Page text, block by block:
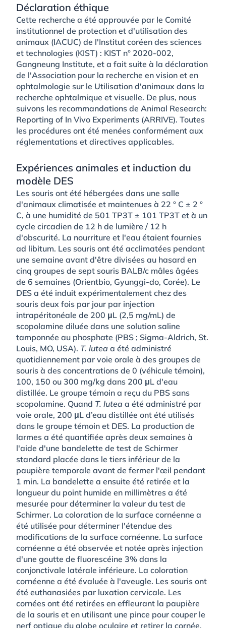
Déclaration éthique
Cette recherche a été approuvée par le Comité
institutionnel de protection et d'utilisation des
animaux (IACUC) de l'Institut coréen des sciences
et technologies (KIST) : KIST n° 2020-002,
Gangneung Institute, et a fait suite à la déclaration
de l'Association pour la recherche en vision et en
ophtalmologie sur le Utilisation d'animaux dans la
recherche ophtalmique et visuelle. De plus, nous
suivons les recommandations de Animal Research:
Reporting of In Vivo Experiments (ARRIVE). Toutes
les procédures ont été menées conformément aux
réglementations et directives applicables.
Expériences animales et induction du
modèle DES
Les souris ont été hébergées dans une salle
d'animaux climatisée et maintenues à 22 ° C ± 2 °
C, à une humidité de 501 TP3T ± 101 TP3T et à un
cycle circadien de 12 h de lumière / 12 h
d'obscurité. La nourriture et l'eau étaient fournies
ad libitum. Les souris ont été acclimatées pendant
une semaine avant d'être divisées au hasard en
cinq groupes de sept souris BALB/c mâles âgées
de 6 semaines (Orientbio, Gyunggi-do, Corée). Le
DES a été induit expérimentalement chez des
souris deux fois par jour par injection
intrapéritonéale de 200 μL (2,5 mg/mL) de
scopolamine diluée dans une solution saline
tamponnée au phosphate (PBS ; Sigma-Aldrich, St.
Louis, MO, USA). T. lutea a été administré
quotidiennement par voie orale à des groupes de
souris à des concentrations de 0 (véhicule témoin),
100, 150 ou 300 mg/kg dans 200 μL d'eau
distillée. Le groupe témoin a reçu du PBS sans
scopolamine. Quand T. lutea a été administré par
voie orale, 200 μL d’eau distillée ont été utilisés
dans le groupe témoin et DES. La production de
larmes a été quantifiée après deux semaines à
l'aide d'une bandelette de test de Schirmer
standard placée dans le tiers inférieur de la
paupière temporale avant de fermer l'œil pendant
1 min. La bandelette a ensuite été retirée et la
longueur du point humide en millimètres a été
mesurée pour déterminer la valeur du test de
Schirmer. La coloration de la surface cornéenne a
été utilisée pour déterminer l'étendue des
modifications de la surface cornéenne. La surface
cornéenne a été observée et notée après injection
d'une goutte de fluorescéine 3% dans la
conjonctivale latérale inférieure. La coloration
cornéenne a été évaluée à l'aveugle. Les souris ont
été euthanasiées par luxation cervicale. Les
cornées ont été retirées en effleurant la paupière
de la souris et en utilisant une pince pour couper le
nerf optique du globe oculaire et retirer la cornée.